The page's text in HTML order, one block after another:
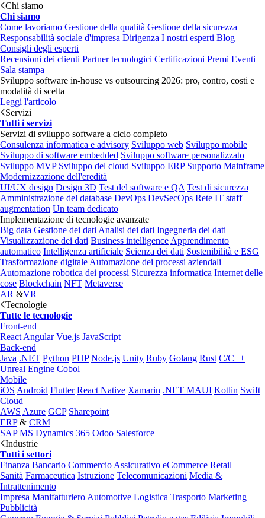
Chi siamo
Chi siamo
Come lavoriamo Gestione della qualità Gestione della sicurezza
Responsabilità sociale d'impresa Dirigenza I nostri esperti Blog
Consigli degli esperti
Recensioni dei clienti Partner tecnologici Certificazioni Premi Eventi
Sala stampa
Sviluppo software in-house vs outsourcing 2026: pro, contro, costi e
modalità di scelta
Leggi l'articolo
Servizi
Tutti i servizi
Servizi di sviluppo software a ciclo completo
Consulenza informatica e advisory Sviluppo web Sviluppo mobile
Sviluppo di software embedded Sviluppo software personalizzato
Sviluppo MVP Sviluppo del cloud Sviluppo ERP Supporto Mainframe
Modernizzazione dell'eredità
UI/UX design Design 3D Test del software e QA Test di sicurezza
Amministrazione del database DevOps DevSecOps Rete IT staff
augmentation Un team dedicato
Implementazione di tecnologie avanzate
Big data Gestione dei dati Analisi dei dati Ingegneria dei dati
Visualizzazione dei dati Business intelligence Apprendimento
automatico Intelligenza artificiale Scienza dei dati Sostenibilità e ESG
Trasformazione digitale Automazione dei processi aziendali
Automazione robotica dei processi Sicurezza informatica Internet delle
cose Blockchain NFT Metaverse
AR &VR
Tecnologie
Tutte le tecnologie
Front-end
React Angular Vue.js JavaScript
Back-end
Java .NET Python PHP Node.js Unity Ruby Golang Rust C/C++
Unreal Engine Cobol
Mobile
iOS Android Flutter React Native Xamarin .NET MAUI Kotlin Swift
Cloud
AWS Azure GCP Sharepoint
ERP& CRM
SAP MS Dynamics 365 Odoo Salesforce
Industrie
Tutti i settori
Finanza Bancario Commercio Assicurativo eCommerce Retail
Sanità Farmaceutica Istruzione Telecomunicazioni Media &
Intrattenimento
Impresa Manifatturiero Automotive Logistica Trasporto Marketing
Pubblicità